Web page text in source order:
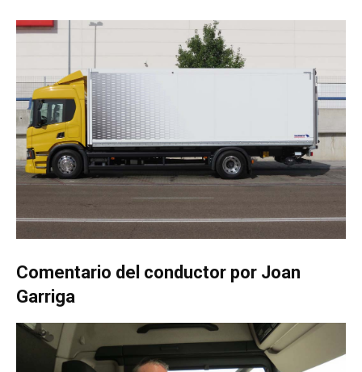
Comentario del conductor por Joan
Garriga